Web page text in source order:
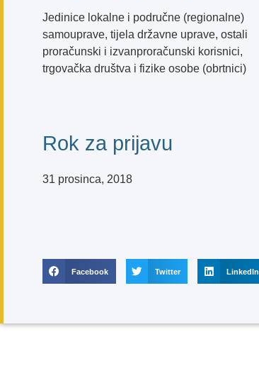
Jedinice lokalne i područne (regionalne)
samouprave, tijela državne uprave, ostali
proračunski i izvanproračunski korisnici,
trgovačka društva i fizike osobe (obrtnici)
Rok za prijavu
31 prosinca, 2018
Facebook Twitter LinkedIn